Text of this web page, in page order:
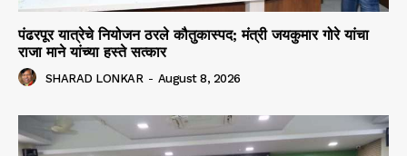
पंढरपूर यात्रेचे नियोजन ठरले कौतुकास्पद; मंत्री जयकुमार गोरे यांचा
राजा माने यांच्या हस्ते सत्कार
SHARAD LONKAR - August 8, 2026